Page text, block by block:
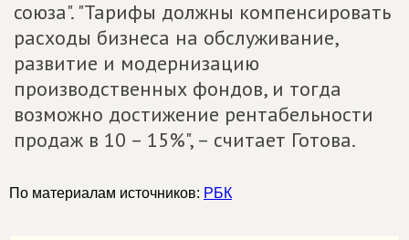
союза". "Тарифы должны компенсировать
расходы бизнеса на обслуживание,
развитие и модернизацию
производственных фондов, и тогда
возможно достижение рентабельности
продаж в 10 – 15%", – считает Готова.
По материалам источников: РБК